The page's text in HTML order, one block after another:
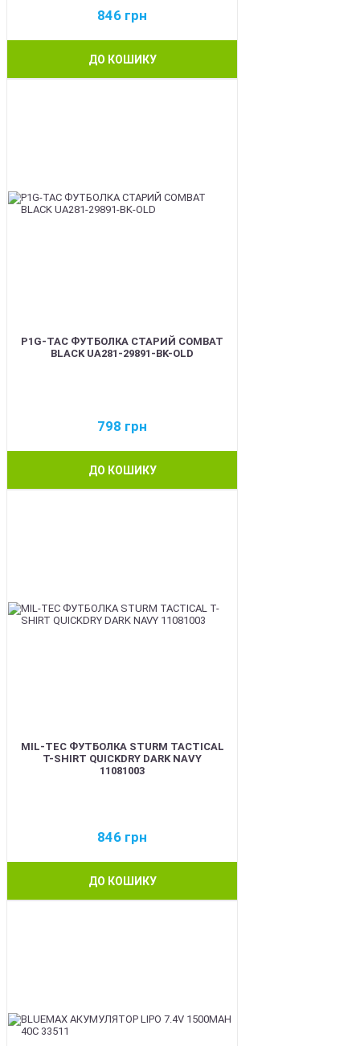
846 грн
ДО КОШИКУ
P1G-TAC ФУТБОЛКА СТАРИЙ COMBAT
BLACK UA281-29891-BK-OLD
798 грн
ДО КОШИКУ
MIL-TEC ФУТБОЛКА STURM TACTICAL
T-SHIRT QUICKDRY DARK NAVY
11081003
846 грн
ДО КОШИКУ